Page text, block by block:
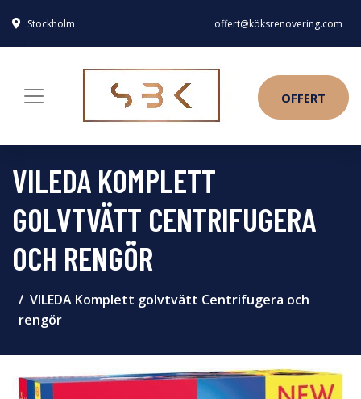
Stockholm offert@köksrenovering.com
OFFERT
VILEDA KOMPLETT
GOLVTVÄTT CENTRIFUGERA
OCH RENGÖR
VILEDA Komplett golvtvätt Centrifugera och
rengör